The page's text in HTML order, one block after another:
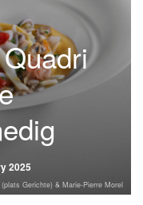
2025
Gerichte) & Marie-Pierre Morel